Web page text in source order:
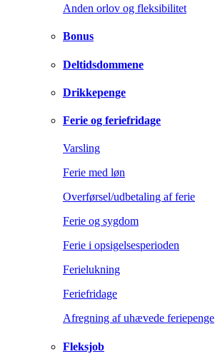
Anden orlov og fleksibilitet
Bonus
Deltidsdommene
Drikkepenge
Ferie og feriefridage
Varsling
Ferie med løn
Overførsel/udbetaling af ferie
Ferie og sygdom
Ferie i opsigelsesperioden
Ferielukning
Feriefridage
Afregning af uhævede feriepenge
Fleksjob